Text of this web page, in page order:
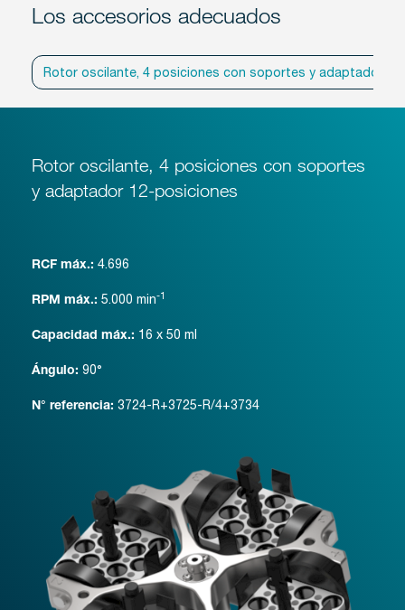
Los accesorios adecuados
Rotor oscilante, 4 posiciones con soportes y adaptador
Rotor oscilante, 4 posiciones con soportes
y adaptador 12-posiciones
RCF máx.: 4.696
RPM máx.: 5.000 min-1
Capacidad máx.: 16 x 50 ml
Ángulo: 90°
N° referencia: 3724-R+3725-R/4+3734